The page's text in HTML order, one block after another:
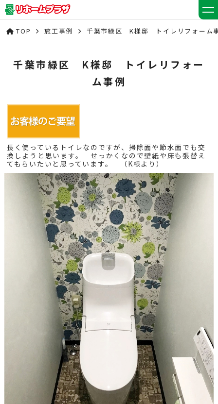
TOP 施工事例 千葉市緑区 K様邸 トイレリフォーム
千葉市緑区 K様邸 トイレリフォー
ム事例
長く使っているトイレなのですが、掃除面や節水面でも交
換しようと思います。 せっかくなので壁紙や床も張替え
てもらいたいと思っています。 （K様より）